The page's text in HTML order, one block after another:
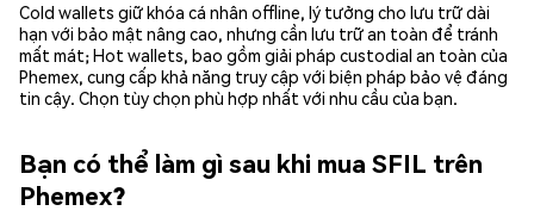
Cold wallets giữ khóa cá nhân offline, lý tưởng cho lưu trữ dài
hạn với bảo mật nâng cao, nhưng cần lưu trữ an toàn để tránh
mất mát; Hot wallets, bao gồm giải pháp custodial an toàn của
Phemex, cung cấp khả năng truy cập với biện pháp bảo vệ đáng
tin cậy. Chọn tùy chọn phù hợp nhất với nhu cầu của bạn.
Bạn có thể làm gì sau khi mua SFIL trên
Phemex?